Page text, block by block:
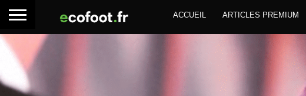
ACCUEIL ARTICLES PREMIUM